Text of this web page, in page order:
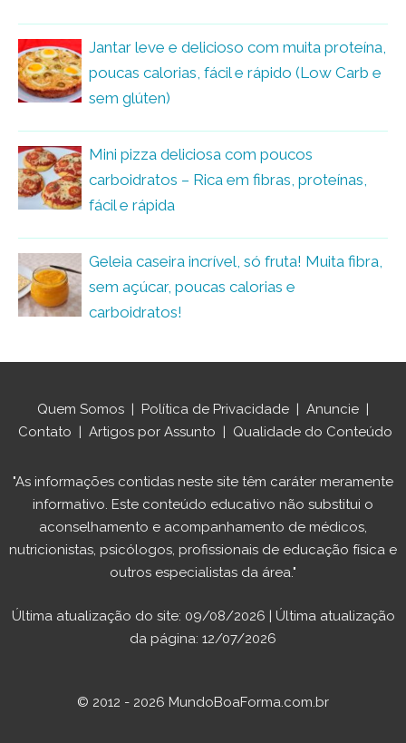
Jantar leve e delicioso com muita proteína,
poucas calorias, fácil e rápido (Low Carb e
sem glúten)
Mini pizza deliciosa com poucos
carboidratos – Rica em fibras, proteínas,
fácil e rápida
Geleia caseira incrível, só fruta! Muita fibra,
sem açúcar, poucas calorias e
carboidratos!
Quem Somos Política de Privacidade Anuncie
Contato
Artigos por Assunto Qualidade do Conteúdo
"As informações contidas neste site têm caráter meramente
informativo. Este conteúdo educativo não substitui o
aconselhamento e acompanhamento de médicos,
nutricionistas, psicólogos, profissionais de educação física e
outros especialistas da área."
Última atualização do site: 09/08/2026 | Última atualização
da página: 12/07/2026
© 2012 - 2026 MundoBoaForma.com.br